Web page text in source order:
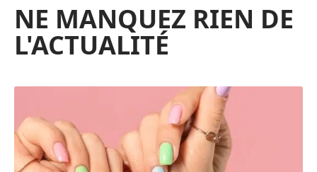
NE MANQUEZ RIEN DE
L'ACTUALITÉ